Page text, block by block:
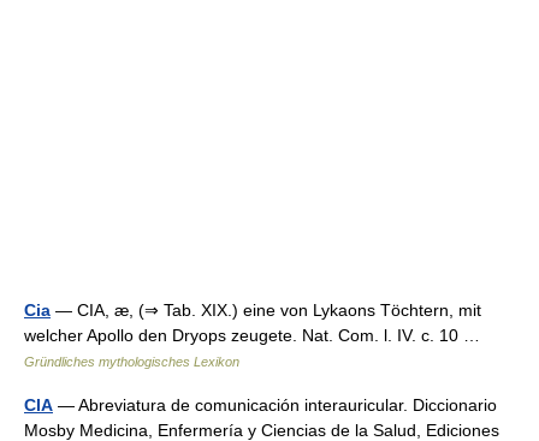
Cia — CIA, æ, (⇒ Tab. XIX.) eine von Lykaons Töchtern, mit
welcher Apollo den Dryops zeugete. Nat. Com. l. IV. c. 10 …
Gründliches mythologisches Lexikon
CIA — Abreviatura de comunicación interauricular. Diccionario
Mosby Medicina, Enfermería y Ciencias de la Salud, Ediciones